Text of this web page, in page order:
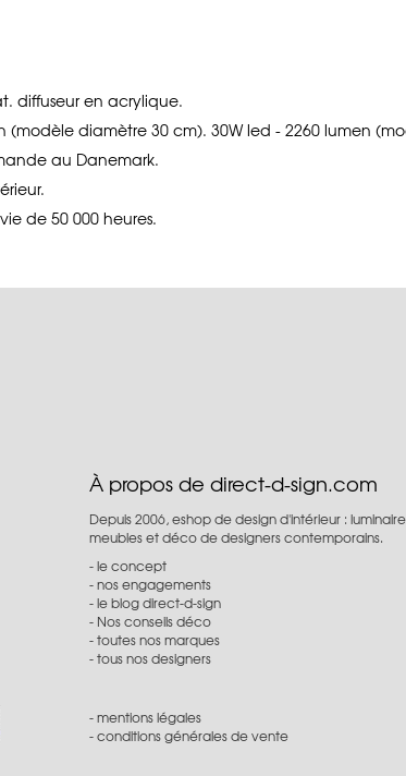
diffuseur en acrylique.
(modèle diamètre 30 cm). 30W led - 2260 lumen
au Danemark.
de 50 000 heures.
À propos de direct-d-sign.com
Depuis 2006, eshop de design d'intérieur :
meubles et déco de designers contemporains.
le concept
nos engagements
le blog direct-d-sign
Nos conseils déco
toutes nos marques
tous nos designers
mentions légales
conditions générales de vente